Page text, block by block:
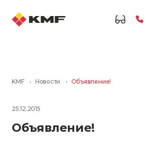
KMF • Новости • Объявление!
25.12.2015
Объявление!